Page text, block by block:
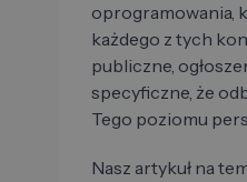
oprogramowania,
każdego z tych
publiczne,
specyficzne, że
Tego poziomu
Nasz artykuł na